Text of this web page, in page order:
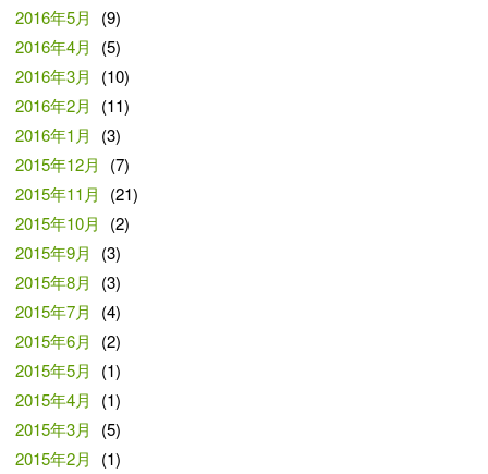
2016年5月
(9)
2016年4月
(5)
2016年3月
(10)
2016年2月
(11)
2016年1月
(3)
2015年12月
(7)
2015年11月
(21)
2015年10月
(2)
2015年9月
(3)
2015年8月
(3)
2015年7月
(4)
2015年6月
(2)
2015年5月
(1)
2015年4月
(1)
2015年3月
(5)
2015年2月
(1)